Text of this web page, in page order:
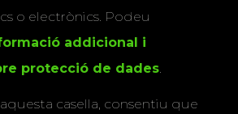
o electrònics. Podeu
addicional i
protecció de dades.
casella, consentiu que